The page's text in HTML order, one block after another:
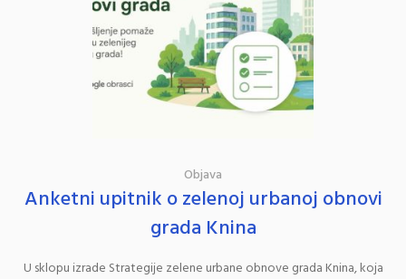
Objava
Anketni upitnik o zelenoj urbanoj obnovi
grada Knina
U sklopu izrade Strategije zelene urbane obnove grada Knina, koja